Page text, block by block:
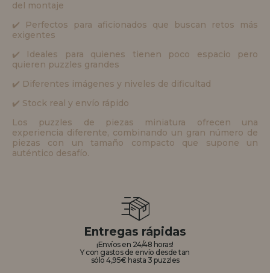
del montaje
✔️ Perfectos para aficionados que buscan retos más
exigentes
✔️ Ideales para quienes tienen poco espacio pero
quieren puzzles grandes
✔️ Diferentes imágenes y niveles de dificultad
✔️ Stock real y envío rápido
Los puzzles de piezas miniatura ofrecen una
experiencia diferente, combinando un gran número de
piezas con un tamaño compacto que supone un
auténtico desafío.
Entregas rápidas
¡Envíos en 24/48 horas!
Y con gastos de envío desde tan
sólo 4,95€ hasta 3 puzzles